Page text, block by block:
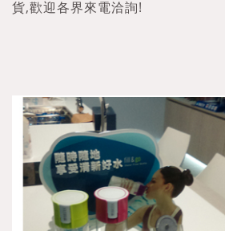
貨,歡迎各界來電洽詢!